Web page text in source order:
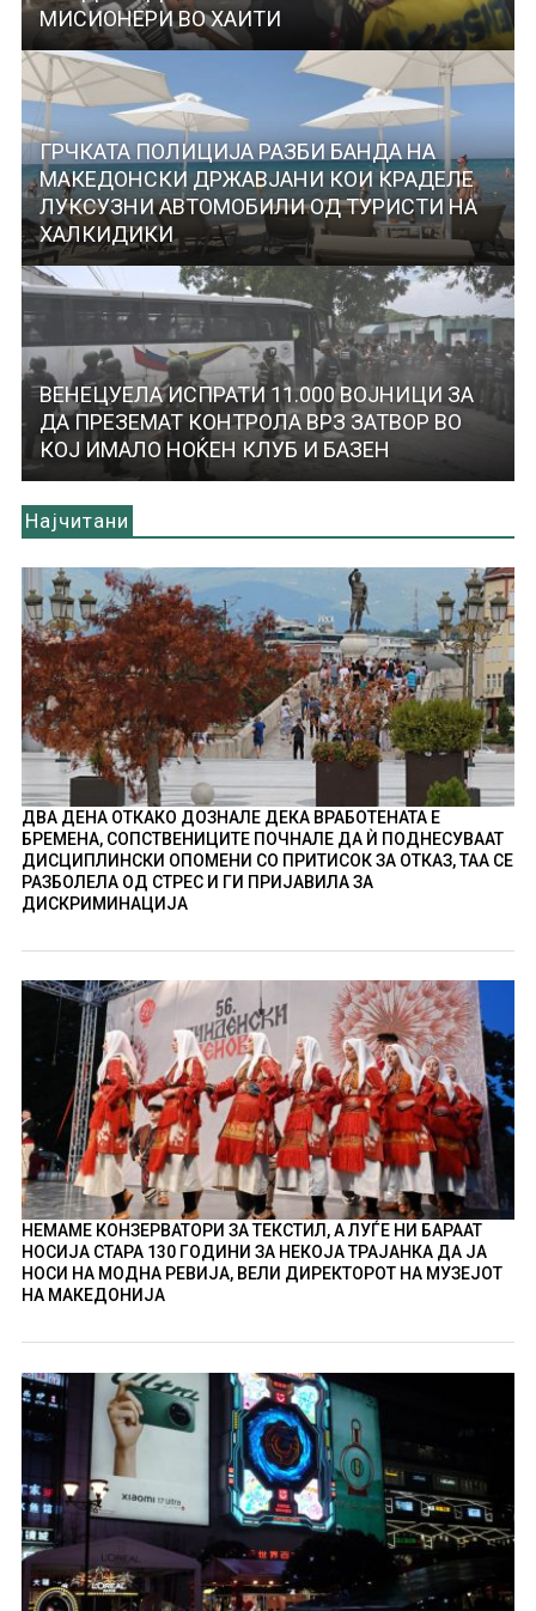
МИСИОНЕРИ ВО ХАИТИ
ГРЧКАТА ПОЛИЦИЈА РАЗБИ БАНДА НА
МАКЕДОНСКИ ДРЖАВЈАНИ КОИ КРАДЕЛЕ
ЛУКСУЗНИ АВТОМОБИЛИ ОД ТУРИСТИ НА
ХАЛКИДИКИ
ВЕНЕЦУЕЛА ИСПРАТИ 11.000 ВОЈНИЦИ ЗА
ДА ПРЕЗЕМАТ КОНТРОЛА ВРЗ ЗАТВОР ВО
КОЈ ИМАЛО НОЌЕН КЛУБ И БАЗЕН
Најчитани
ДВА ДЕНА ОТКАКО ДОЗНАЛЕ ДЕКА ВРАБОТЕНАТА Е
БРЕМЕНА, СОПСТВЕНИЦИТЕ ПОЧНАЛЕ ДА Ѝ ПОДНЕСУВААТ
ДИСЦИПЛИНСКИ ОПОМЕНИ СО ПРИТИСОК ЗА ОТКАЗ, ТАА СЕ
РАЗБОЛЕЛА ОД СТРЕС И ГИ ПРИЈАВИЛА ЗА
ДИСКРИМИНАЦИЈА
НЕМАМЕ КОНЗЕРВАТОРИ ЗА ТЕКСТИЛ, А ЛУЃЕ НИ БАРААТ
НОСИЈА СТАРА 130 ГОДИНИ ЗА НЕКОЈА ТРАЈАНКА ДА ЈА
НОСИ НА МОДНА РЕВИЈА, ВЕЛИ ДИРЕКТОРОТ НА МУЗЕЈОТ
НА МАКЕДОНИЈА